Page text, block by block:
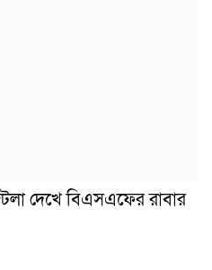
দেখে বিএসএফের রাবার